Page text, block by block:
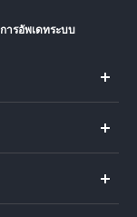
ารอัพเดทระบบ